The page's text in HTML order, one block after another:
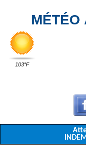
MÉTÉO
103°F